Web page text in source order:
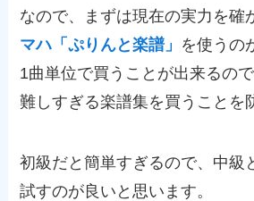
なので、まずは現在の実力を確
マハ「ぷりんと楽譜」 を使うの
1曲単位で買うことが出来るの
難しすぎる楽譜集を買うことを
初級だと簡単すぎるので、中級
試すのが良いと思います。